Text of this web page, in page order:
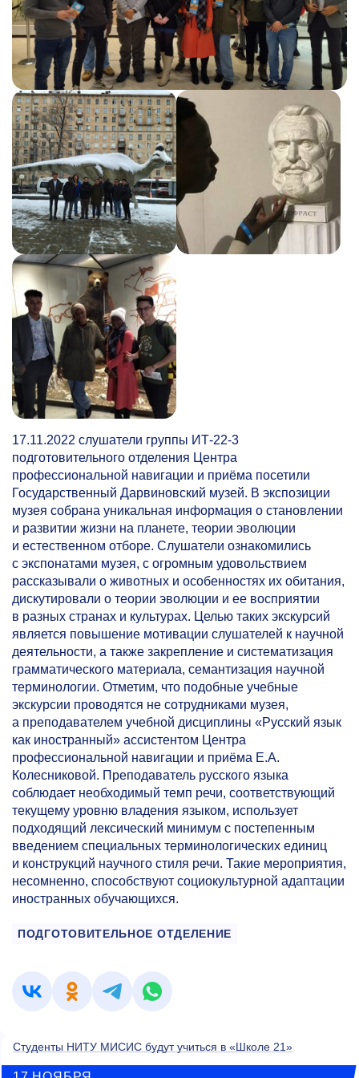
17.11.2022 слушатели группы ИТ-22-3
подготовительного отделения Центра
профессиональной навигации и приёма посетили
Государственный Дарвиновский музей. В экспозиции
музея собрана уникальная информация о становлении
и развитии жизни на планете, теории эволюции
и естественном отборе. Слушатели ознакомились
с экспонатами музея, с огромным удовольствием
рассказывали о животных и особенностях их обитания,
дискутировали о теории эволюции и ее восприятии
в разных странах и культурах. Целью таких экскурсий
является повышение мотивации слушателей к научной
деятельности, а также закрепление и систематизация
грамматического материала, семантизация научной
терминологии. Отметим, что подобные учебные
экскурсии проводятся не сотрудниками музея,
а преподавателем учебной дисциплины «Русский язык
как иностранный» ассистентом Центра
профессиональной навигации и приёма Е.А.
Колесниковой. Преподаватель русского языка
соблюдает необходимый темп речи, соответствующий
текущему уровню владения языком, использует
подходящий лексический минимум с постепенным
введением специальных терминологических единиц
и конструкций научного стиля речи. Такие мероприятия,
несомненно, способствуют социокультурной адаптации
иностранных обучающихся.
ПОДГОТОВИТЕЛЬНОЕ ОТДЕЛЕНИЕ
Студенты НИТУ МИСИС будут учиться в «Школе 21»